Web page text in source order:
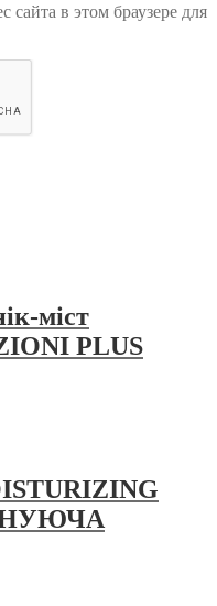
сайта в этом браузере для
міст
PLUS